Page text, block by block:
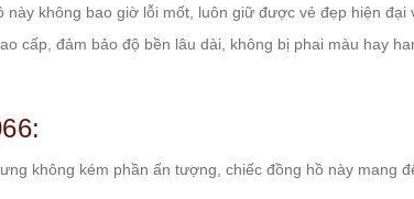
này không bao giờ lỗi mốt, luôn giữ được vẻ đẹp hiện đại
cấp, đảm bảo độ bền lâu dài, không bị phai màu hay
không kém phần ấn tượng, chiếc đồng hồ này mang